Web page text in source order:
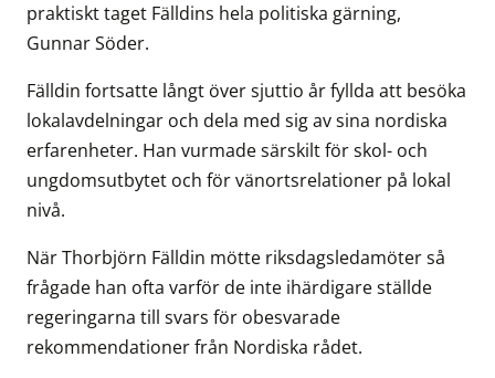
praktiskt taget Fälldins hela politiska gärning,
Gunnar Söder.
Fälldin fortsatte långt över sjuttio år fyllda att besöka
lokalavdelningar och dela med sig av sina nordiska
erfarenheter. Han vurmade särskilt för skol- och
ungdomsutbytet och för vänortsrelationer på lokal
nivå.
När Thorbjörn Fälldin mötte riksdagsledamöter så
frågade han ofta varför de inte ihärdigare ställde
regeringarna till svars för obesvarade
rekommendationer från Nordiska rådet.